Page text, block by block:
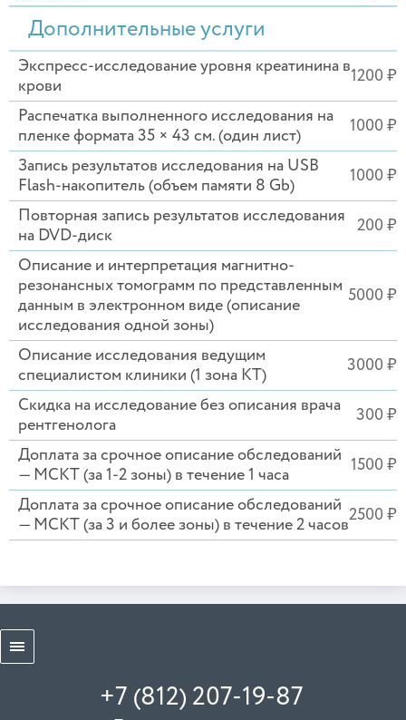
Дополнительные услуги
Экспресс-исследование уровня креатинина в
крови
1200 ₽
Распечатка выполненного исследования на
пленке формата 35 × 43 см. (один лист)
1000 ₽
Запись результатов исследования на USB
Flash-накопитель (объем памяти 8 Gb)
1000 ₽
Повторная запись результатов исследования
на DVD-диск
200 ₽
Описание и интерпретация магнитно-
резонансных томограмм по представленным
данным в электронном виде (описание
исследования одной зоны)
5000 ₽
Описание исследования ведущим
специалистом клиники (1 зона КТ)
3000 ₽
Скидка на исследование без описания врача
рентгенолога
300 ₽
Доплата за срочное описание обследований
— МСКТ (за 1-2 зоны) в течение 1 часа
1500 ₽
Доплата за срочное описание обследований
— МСКТ (за 3 и более зоны) в течение 2 часов
2500 ₽
+7 (812) 207-19-87